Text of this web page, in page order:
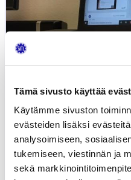
Tämä sivusto käyttää
Käytämme sivuston
evästeiden lisäksi
analysoimiseen,
tukemiseen, viestinnän ja
sekä
Ohjeet PowerPoint-
tekemiseen
OSAAMISEN KEHITTÄMINEN